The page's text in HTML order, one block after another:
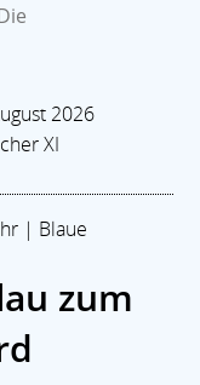
2026
XI
| Blaue
zum